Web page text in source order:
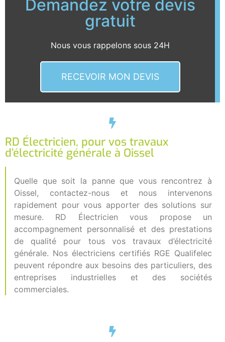
Demandez votre devis
gratuit
Nous vous rappelons sous 24H
RECEVOIR MON DEVIS
RD Électricien, pour vos travaux
d’électricité générale à Oissel
Quelle que soit la panne que vous rencontrez à
Oissel, contactez-nous et nous intervenons
rapidement pour vous apporter des solutions sur
mesure. RD Électricien vous propose un
accompagnement personnalisé et des prestations
de qualité pour tous vos travaux d’électricité
générale. Nos électriciens certifiés RGE Qualifelec
peuvent répondre aux besoins des particuliers, des
entreprises industrielles et des sociétés
commerciales.